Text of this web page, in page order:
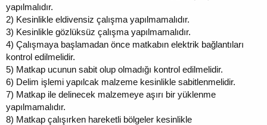
yapılmalıdır.
2) Kesinlikle eldivensiz çalışma yapılmamalıdır.
3) Kesinlikle gözlüksüz çalışma yapılmamalıdır.
4) Çalışmaya başlamadan önce matkabın elektrik bağlantıları
kontrol edilmelidir.
5) Matkap ucunun sabit olup olmadığı kontrol edilmelidir.
6) Delim işlemi yapılcak malzeme kesinlikle sabitlenmelidir.
7) Matkap ile delinecek malzemeye aşırı bir yüklenme
yapılmamalıdır.
8) Matkap çalışırken hareketli bölgeler kesinlikle